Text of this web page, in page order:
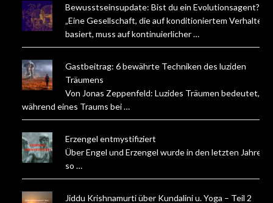
Bewusstseinsupdate: Bist du ein Evolutionsagent?
„Eine Gesellschaft, die auf konditioniertem Verhalten
basiert, muss auf kontinuierlicher …
Gastbeitrag: 6 bewährte Techniken des luziden
Träumens
Von Jonas Zeppenfeld: Luzides Träumen bedeutet,
während eines Traums bei …
Erzengel entmystifiziert
Über Engel und Erzengel wurde in den letzten Jahren
so …
Jiddu Krishnamurti über Kundalini u. Yoga – Teil 2